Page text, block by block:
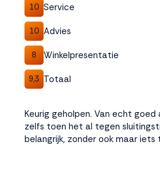
10 Service
10 Advies
8 Winkelpresentatie
9,3 Totaal
Keurig geholpen. Van echt goed
zelfs toen het al tegen
belangrijk, zonder ook maar iets